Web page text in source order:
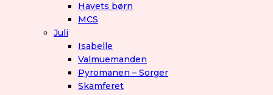
Havets børn
MCS
Juli
Isabelle
Valmuemanden
Pyromanen – Sorger
Skamferet